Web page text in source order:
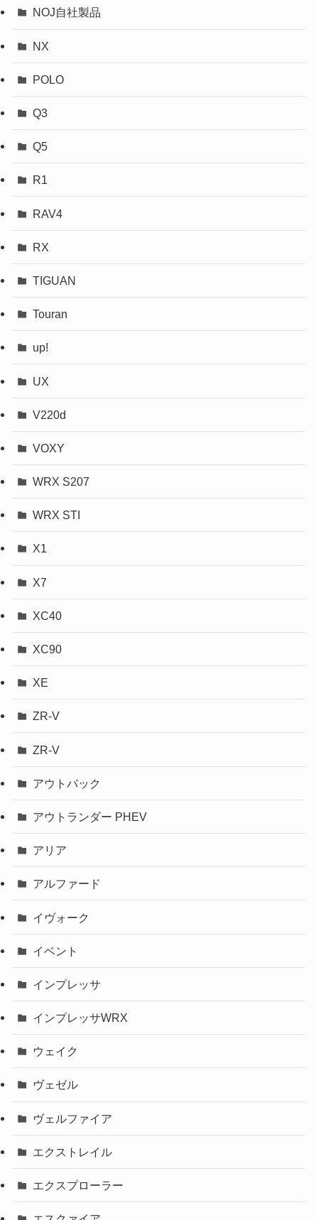
NOJ自社製品
NX
POLO
Q3
Q5
R1
RAV4
RX
TIGUAN
Touran
up!
UX
V220d
VOXY
WRX S207
WRX STI
X1
X7
XC40
XC90
XE
ZR-V
ZR-V
アウトバック
アウトランダー PHEV
アリア
アルファード
イヴォーク
イベント
インプレッサ
インプレッサWRX
ウェイク
ヴェゼル
ヴェルファイア
エクストレイル
エクスプローラー